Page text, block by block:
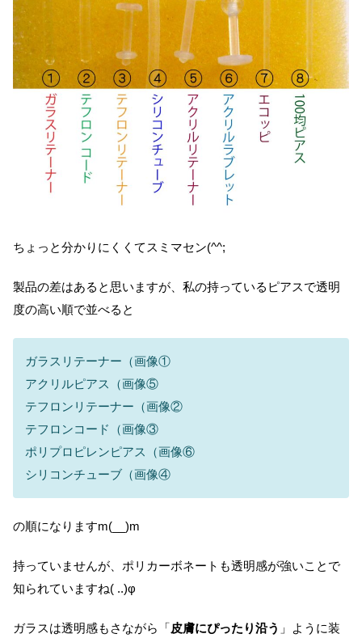
ちょっと分かりにくくてスミマセン(^^;
製品の差はあると思いますが、私の持っているピアスで透明
度の高い順で並べると
ガラスリテーナー（画像①
アクリルピアス（画像⑤
テフロンリテーナー（画像②
テフロンコード（画像③
ポリプロピレンピアス（画像⑥
シリコンチューブ（画像④
の順になりますm(__)m
持っていませんが、ポリカーボネートも透明感が強いことで
知られていますね( ..)φ
ガラスは透明感もさながら「皮膚にぴったり沿う 」ように装